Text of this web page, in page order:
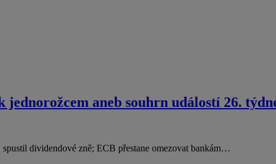
aneb souhrn událostí 26.
dividendové zně; ECB přestane omezovat bankám…